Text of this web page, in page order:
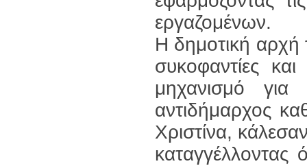
εργαζομένων.
Η δημοτική αρχή
συκοφαντίες
μηχανισμό
αντιδήμαρχος
Χριστίνα,